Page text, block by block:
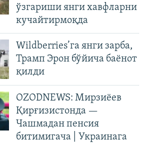
ўзгариши янги хавфларни
кучайтирмоқда
Wildberries’га янги зарба,
Трамп Эрон бўйича баёнот
қилди
OZODNEWS: Мирзиёев
Қирғизистонда —
Чашмадан пенсия
битимигача | Украинага